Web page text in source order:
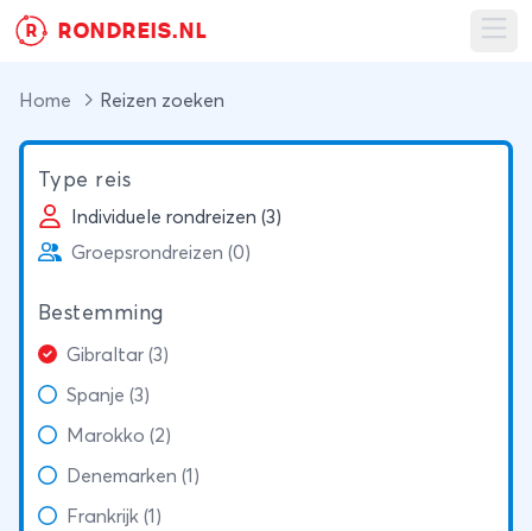
R RONDREIS.NL
Home Reizen zoeken
Type reis
Individuele rondreizen (3)
Groepsrondreizen (0)
Bestemming
Gibraltar (3)
Spanje (3)
Marokko (2)
Denemarken (1)
Frankrijk (1)